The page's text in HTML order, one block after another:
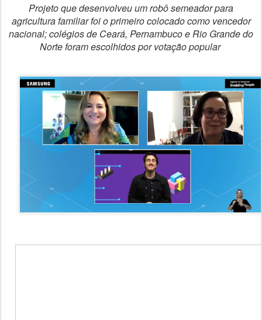
Projeto que desenvolveu um robô semeador para
agricultura familiar foi o primeiro colocado como vencedor
nacional; colégios de Ceará, Pernambuco e Rio Grande do
Norte foram escolhidos por votação popular